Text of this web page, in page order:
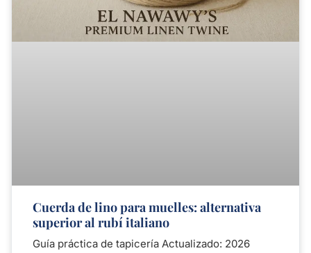
Cuerda de lino para muelles: alternativa
superior al rubí italiano
Guía práctica de tapicería Actualizado: 2026